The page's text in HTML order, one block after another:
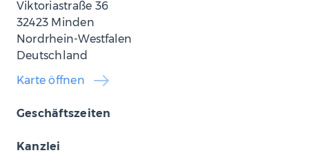
Viktoriastraße 36
32423 Minden
Nordrhein-Westfalen
Deutschland
Karte öffnen
Geschäftszeiten
Kanzlei